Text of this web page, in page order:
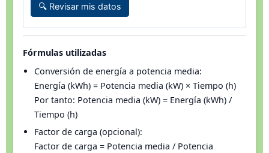
🔍 Revisar mis datos
Fórmulas utilizadas
Conversión de energía a potencia media:
Energía (kWh) = Potencia media (kW) × Tiempo (h)
Por tanto: Potencia media (kW) = Energía (kWh) /
Tiempo (h)
Factor de carga (opcional):
Factor de carga = Potencia media / Potencia